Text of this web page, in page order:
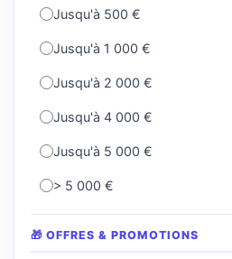
Jusqu'à 500 €
Jusqu'à 1 000 €
Jusqu'à 2 000 €
Jusqu'à 4 000 €
Jusqu'à 5 000 €
> 5 000 €
🎁 OFFRES & PROMOTIONS